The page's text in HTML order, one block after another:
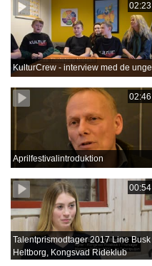
02:23
KulturCrew - interview med de unge
02:46
Aprilfestivalintroduktion
00:54
Talentprismodtager 2017 Line Busk
Heltborg, Kongsvad Rideklub